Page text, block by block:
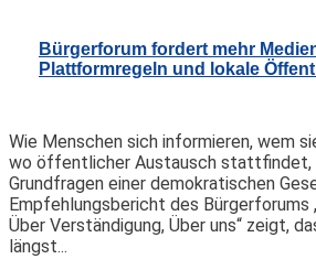
Bürgerforum fordert mehr
Plattformregeln und lokale
Wie Menschen sich informieren, wem
wo öffentlicher Austausch stattfindet,
Grundfragen einer demokratischen
Empfehlungsbericht des Bürgerforums
Über Verständigung, Über uns“ zeigt,
längst...